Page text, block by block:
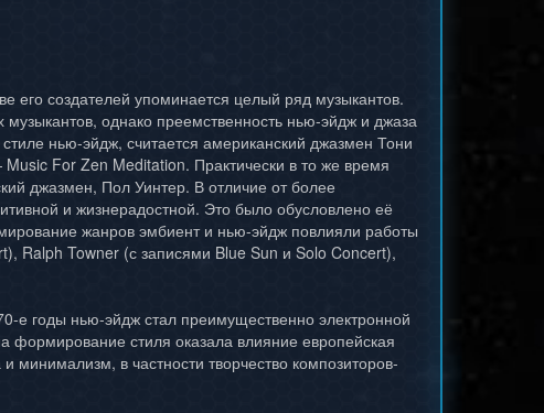
его создателей упоминается целый ряд музыкантов.
однако преемственность нью-эйдж и джаза
нью-эйдж, считается американский джазмен Тони
For Zen Meditation. Практически в то же время
джазмен, Пол Уинтер. В отличие от более
и жизнерадостной. Это было обусловлено её
жанров эмбиент и нью-эйдж повлияли работы
Ralph Towner (с записями Blue Sun и Solo Concert),
е годы нью-эйдж стал преимущественно электронной
формирование стиля оказала влияние европейская
минимализм, в частности творчество композиторов-